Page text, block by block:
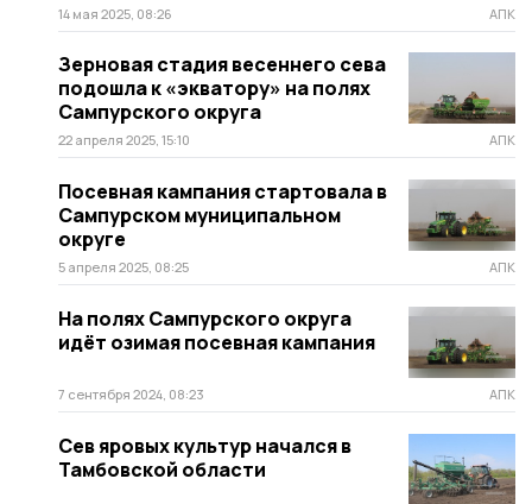
14 мая 2025, 08:26 АПК
Зерновая стадия весеннего сева
подошла к «экватору» на полях
Сампурского округа
22 апреля 2025, 15:10 АПК
Посевная кампания стартовала в
Сампурском муниципальном
округе
5 апреля 2025, 08:25 АПК
На полях Сампурского округа
идёт озимая посевная кампания
7 сентября 2024, 08:23 АПК
Сев яровых культур начался в
Тамбовской области